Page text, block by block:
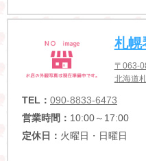
札幌
〒063-
北海道
TEL： 090-8833-6473
営業時間： 10:00～17:00
定休日： 火曜日・日曜日